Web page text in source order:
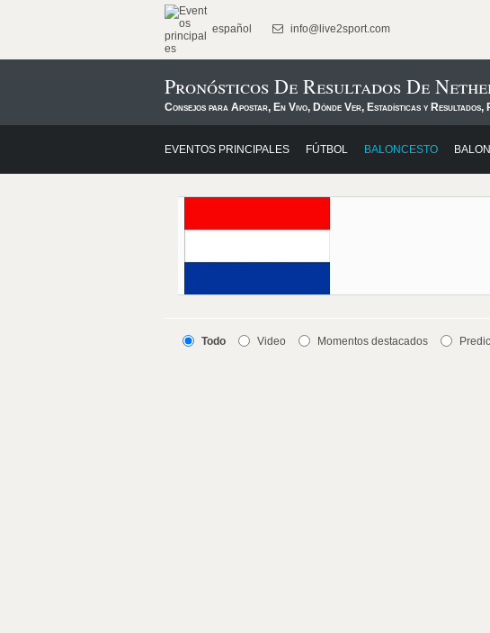
español info@live2sport.com
Pronósticos De Resultados De
Consejos para Apostar, En Vivo, Dónde Ver, Estadísticas y Resultados,
EVENTOS PRINCIPALES FÚTBOL BALONCESTO
Todo Video Momentos destacados